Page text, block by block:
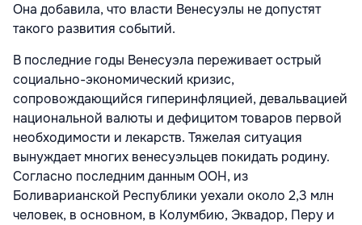
Она добавила, что власти Венесуэлы не допустят
такого развития событий.
В последние годы Венесуэла переживает острый
социально-экономический кризис,
сопровождающийся гиперинфляцией, девальвацией
национальной валюты и дефицитом товаров первой
необходимости и лекарств. Тяжелая ситуация
вынуждает многих венесуэльцев покидать родину.
Согласно последним данным ООН, из
Боливарианской Республики уехали около 2,3 млн
человек, в основном, в Колумбию, Эквадор, Перу и